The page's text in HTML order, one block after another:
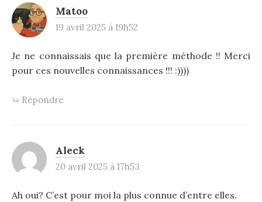
Matoo
19 avril 2025 à 19h52
Je ne connaissais que la première méthode !! Merci
pour ces nouvelles connaissances !!! :))))
Répondre
Aleck
20 avril 2025 à 17h53
Ah oui? C’est pour moi la plus connue d’entre elles.